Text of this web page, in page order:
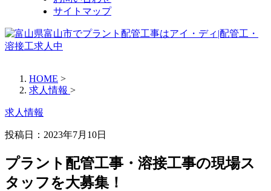
サイトマップ
HOME >
求人情報 >
求人情報
投稿日： 2023年7月10日
プラント配管工事・溶接工事の現場ス
タッフを大募集！